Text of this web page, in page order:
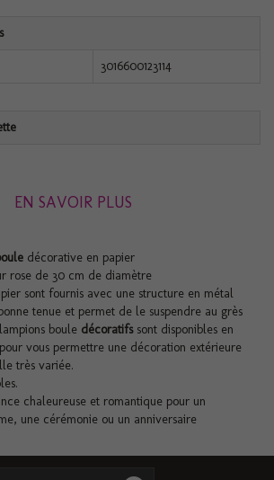
3016600123114
EN SAVOIR PLUS
décorative en papier
rose de 30 cm de diamètre
sont fournis avec une structure en métal
tenue et permet de le suspendre au grès
boule décoratifssont disponibles en
vous permettre une décoration extérieure
très variée.
chaleureuse et romantique pour un
une cérémonie ou un anniversaire